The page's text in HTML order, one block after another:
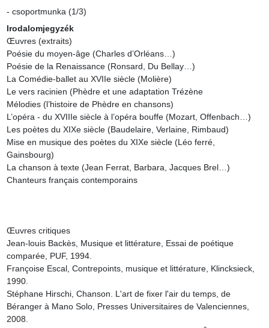
- csoportmunka (1/3)
Irodalomjegyzék
Œuvres (extraits)
Poésie du moyen-âge (Charles d’Orléans…)
Poésie de la Renaissance (Ronsard, Du Bellay…)
La Comédie-ballet au XVIIe siècle (Molière)
Le vers racinien (Phèdre et une adaptation Trézène
Mélodies (l’histoire de Phèdre en chansons)
L’opéra - du XVIIIe siècle à l’opéra bouffe (Mozart, Offenbach…)
Les poètes du XIXe siècle (Baudelaire, Verlaine, Rimbaud)
Mise en musique des poètes du XIXe siècle (Léo ferré,
Gainsbourg)
La chanson à texte (Jean Ferrat, Barbara, Jacques Brel…)
Chanteurs français contemporains
Œuvres critiques
Jean-louis Backès, Musique et littérature, Essai de poétique
comparée, PUF, 1994.
Françoise Escal, Contrepoints, musique et littérature, Klincksieck,
1990.
Stéphane Hirschi, Chanson. L'art de fixer l'air du temps, de
Béranger à Mano Solo, Presses Universitaires de Valenciennes,
2008.